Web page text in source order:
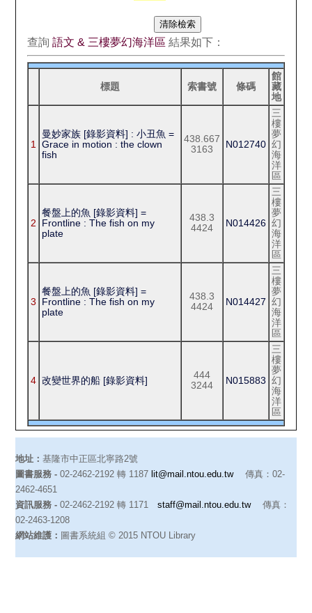
查詢 語文 & 三樓夢幻海洋區 結果如下：
標題 索書號 條碼
館
藏
地
1
曼妙家族 [錄影資料] : 小丑魚 =
Grace in motion : the clown
fish
438.667
3163
N012740
三
樓
夢
幻
海
洋
區
2
餐盤上的魚 [錄影資料] =
Frontline : The fish on my
plate
438.3
4424
N014426
三
樓
夢
幻
海
洋
區
3
餐盤上的魚 [錄影資料] =
Frontline : The fish on my
plate
438.3
4424
N014427
三
樓
夢
幻
海
洋
區
4 改變世界的船 [錄影資料]
444
3244
N015883
三
樓
夢
幻
海
洋
區
地址：基隆市中正區北寧路2號
圖書服務 -02-2462-2192 轉 1187 lit@mail.ntou.edu.tw傳真：02-
2462-4651
資訊服務 -02-2462-2192 轉 1171staff@mail.ntou.edu.tw傳真：
02-2463-1208
網站維護： 圖書系統組 © 2015 NTOU Library